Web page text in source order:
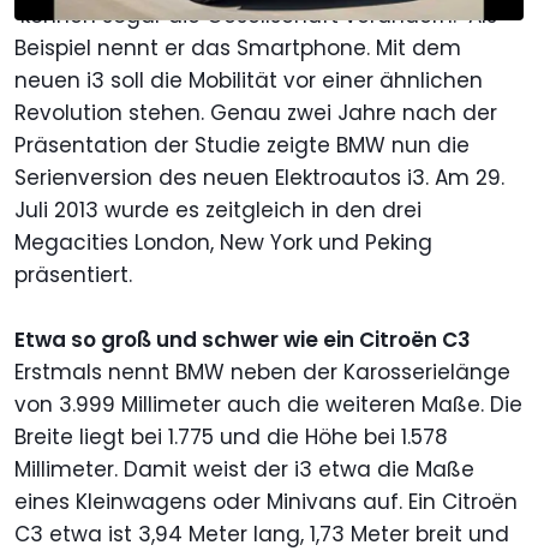
"können sogar die Gesellschaft verändern." Als
Beispiel nennt er das Smartphone. Mit dem
neuen i3 soll die Mobilität vor einer ähnlichen
Revolution stehen. Genau zwei Jahre nach der
Präsentation der Studie zeigte BMW nun die
Serienversion des neuen Elektroautos i3. Am 29.
Juli 2013 wurde es zeitgleich in den drei
Megacities London, New York und Peking
präsentiert.
Etwa so groß und schwer wie ein Citroën C3
Erstmals nennt BMW neben der Karosserielänge
von 3.999 Millimeter auch die weiteren Maße. Die
Breite liegt bei 1.775 und die Höhe bei 1.578
Millimeter. Damit weist der i3 etwa die Maße
eines Kleinwagens oder Minivans auf. Ein Citroën
C3 etwa ist 3,94 Meter lang, 1,73 Meter breit und